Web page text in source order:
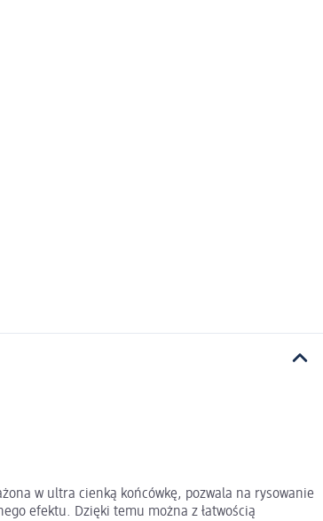
w ultra cienką końcówkę, pozwala na rysowanie
efektu. Dzięki temu można z łatwością